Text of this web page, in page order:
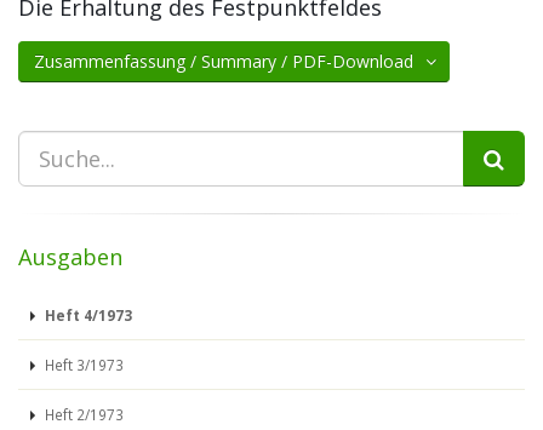
Die Erhaltung des Festpunktfeldes
Zusammenfassung / Summary / PDF-Download
Ausgaben
Heft 4/1973
Heft 3/1973
Heft 2/1973